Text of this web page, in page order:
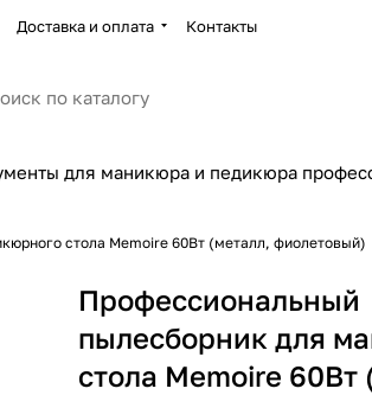
Доставка и оплата Контакты
для маникюра и педикюра
стола Memoire 60Вт (металл, фиолетовый)
Профессиональный
пылесборник для
стола Memoire 60Вт